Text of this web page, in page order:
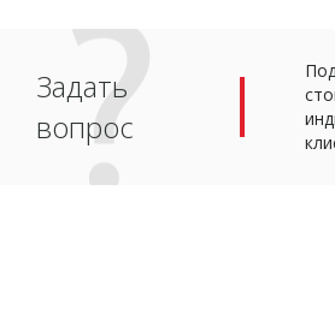
Задать
вопрос